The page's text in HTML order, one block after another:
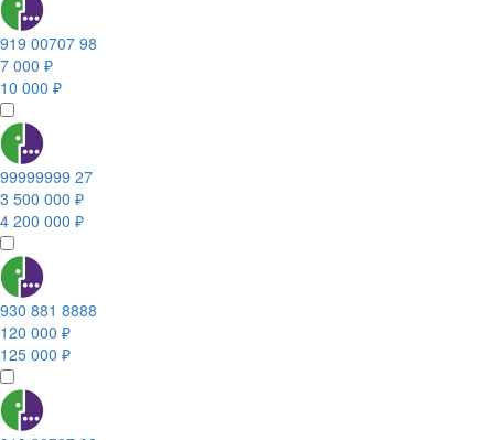
919 00707 98
7 000 ₽
10 000 ₽
99999999 27
3 500 000 ₽
4 200 000 ₽
930 881 8888
120 000 ₽
125 000 ₽